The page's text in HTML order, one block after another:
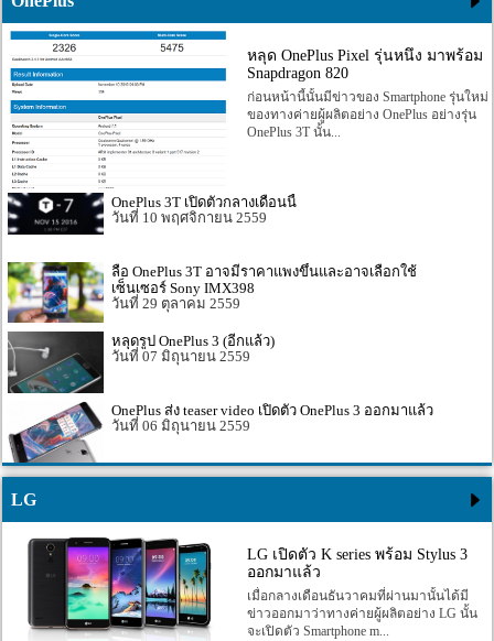
หลุด OnePlus Pixel รุ่นหนึ่ง มาพร้อม
Snapdragon 820
ก่อนหน้านี้นั้นมีข่าวของ Smartphone รุ่นใหม่
ของทางค่ายผู้ผลิตอย่าง OnePlus อย่างรุ่น
OnePlus 3T นั้น...
OnePlus 3T เปิดตัวกลางเดือนนี้
10 พฤศจิกายน 2559
ลือ OnePlus 3T อาจมีราคาแพงขึ้นและอาจเลือกใช้
เซ็นเซอร์ Sony IMX398
29 ตุลาคม 2559
หลุดรูป OnePlus 3 (อีกแล้ว)
07 มิถุนายน 2559
OnePlus ส่ง teaser video เปิดตัว OnePlus 3 ออกมาแล้ว
06 มิถุนายน 2559
LG
LG เปิดตัว K series พร้อม Stylus 3
ออกมาแล้ว
เมื่อกลางเดือนธันวาคมที่ผ่านมานั้นได้มี
ข่าวออกมาว่าทางค่ายผู้ผลิตอย่าง LG นั้น
จะเปิดตัว Smartphone m...